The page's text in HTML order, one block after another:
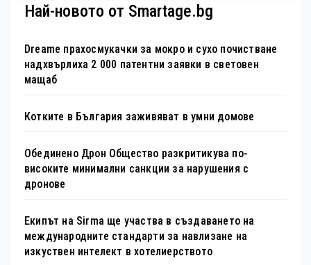
Най-новото от Smartage.bg
Dreame прахосмукачки за мокро и сухо почистване
надхвърлиха 2 000 патентни заявки в световен
мащаб
Котките в България заживяват в умни домове
Обединено Дрон Общество разкритикува по-
високите минимални санкции за нарушения с
дронове
Екипът на Sirma ще участва в създаването на
международните стандарти за навлизане на
изкуствен интелект в хотелиерството